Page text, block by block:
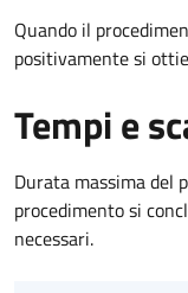
Quando il
positivamente si
Tempi e
Durata massima del
procedimento si
necessari.